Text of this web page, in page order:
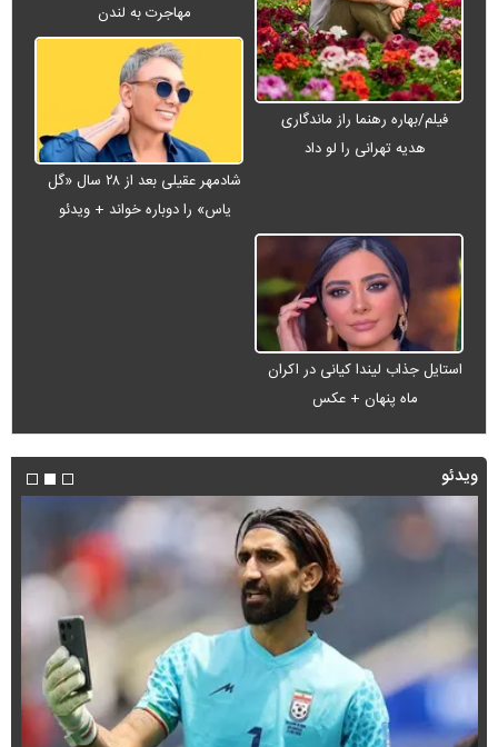
فیلم/بهاره رهنما راز ماندگاری
هدیه تهرانی را لو داد
مهاجرت به لندن
شادمهر عقیلی بعد از ۲۸ سال «گل
یاس» را دوباره خواند + ویدئو
استایل جذاب لیندا کیانی در اکران
ماه پنهان + عکس
ویدئو